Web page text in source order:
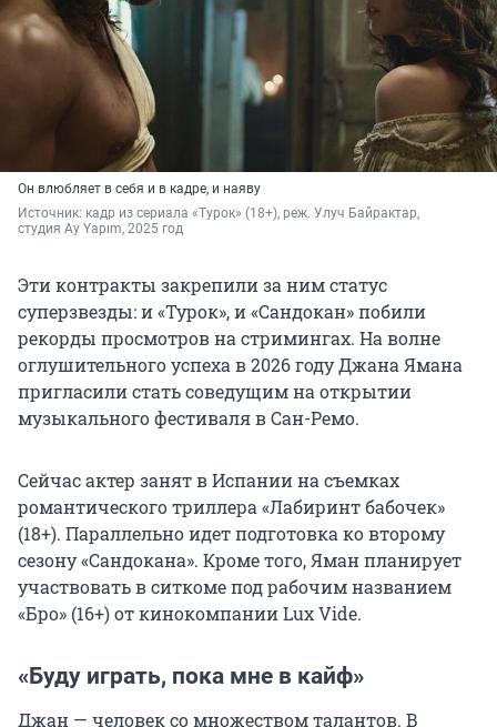
Он влюбляет в себя и в кадре, и наяву
Источник: кадр из сериала «Турок» (18+), реж. Улуч Байрактар,
студия Ay Yapım, 2025 год
Эти контракты закрепили за ним статус
суперзвезды: и «Турок», и «Сандокан» побили
рекорды просмотров на стримингах. На волне
оглушительного успеха в 2026 году Джана Ямана
пригласили стать соведущим на открытии
музыкального фестиваля в Сан-Ремо.
Сейчас актер занят в Испании на съемках
романтического триллера «Лабиринт бабочек»
(18+). Параллельно идет подготовка ко второму
сезону «Сандокана». Кроме того, Яман планирует
участвовать в ситкоме под рабочим названием
«Бро» (16+) от кинокомпании Lux Vide.
«Буду играть, пока мне в кайф»
Джан — человек со множеством талантов. В